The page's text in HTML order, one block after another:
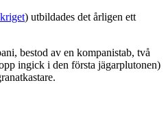
) utbildades det årligen ett
bestod av en kompanistab, två
ingick i den första jägarplutonen)